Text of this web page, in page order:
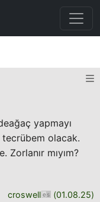
yapmayı
olacak.
Zorlanır mıyım?
croswell (01.08.25)